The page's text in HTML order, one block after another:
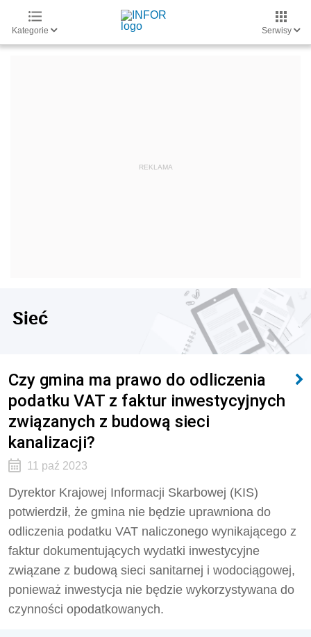
Kategorie Serwisy
Sieć
Czy gmina ma prawo do odliczenia
podatku VAT z faktur inwestycyjnych
związanych z budową sieci
kanalizacji?
11 paź 2023
Dyrektor Krajowej Informacji Skarbowej (KIS)
potwierdził, że gmina nie będzie uprawniona do
odliczenia podatku VAT naliczonego wynikającego z
faktur dokumentujących wydatki inwestycyjne
związane z budową sieci sanitarnej i wodociągowej,
ponieważ inwestycja nie będzie wykorzystywana do
czynności opodatkowanych.